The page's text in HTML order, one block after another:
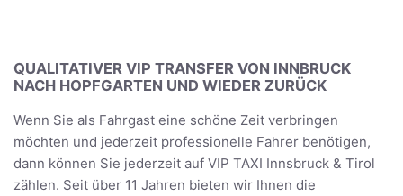
QUALITATIVER VIP TRANSFER VON INNBRUCK
NACH HOPFGARTEN UND WIEDER ZURÜCK
Wenn Sie als Fahrgast eine schöne Zeit verbringen
möchten und jederzeit professionelle Fahrer benötigen,
dann können Sie jederzeit auf VIP TAXI Innsbruck & Tirol
zählen. Seit über 11 Jahren bieten wir Ihnen die